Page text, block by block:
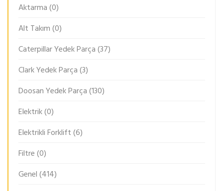
Aktarma(0)
Alt Takım(0)
Caterpillar Yedek Parça(37)
Clark Yedek Parça(3)
Doosan Yedek Parça(130)
Elektrik(0)
Elektrikli Forklift(6)
Filtre(0)
Genel(414)